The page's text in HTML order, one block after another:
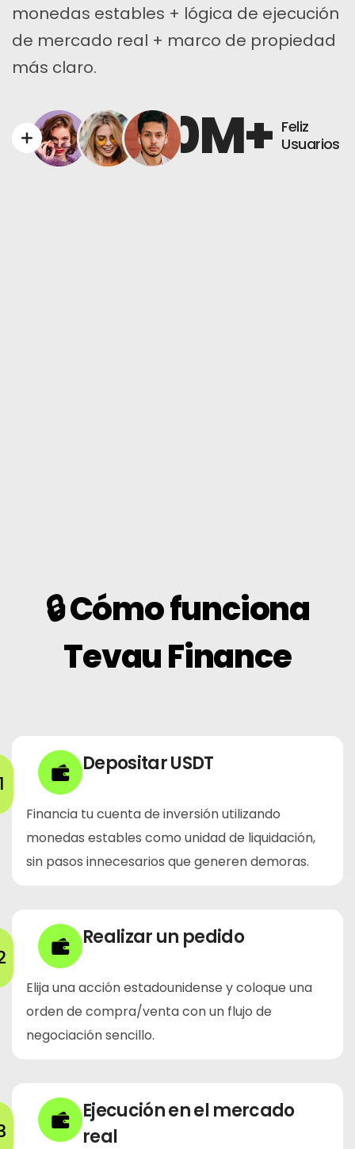
monedas estables + lógica de ejecución
de mercado real + marco de propiedad
más claro.
0M+ Feliz
Usuarios
🔒 Cómo funciona
Tevau Finance
Depositar USDT
Financia tu cuenta de inversión utilizando
monedas estables como unidad de liquidación,
sin pasos innecesarios que generen demoras.
Realizar un pedido
Elija una acción estadounidense y coloque una
orden de compra/venta con un flujo de
negociación sencillo.
Ejecución en el mercado
real